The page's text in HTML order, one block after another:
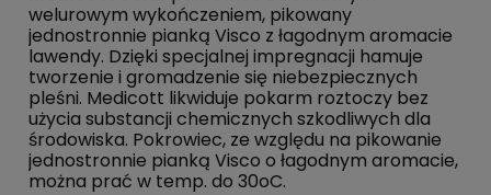
welurowym wykończeniem, pikowany
jednostronnie pianką Visco z łagodnym aromacie
lawendy. Dzięki specjalnej impregnacji hamuje
tworzenie i gromadzenie się niebezpiecznych
pleśni. Medicott likwiduje pokarm roztoczy bez
użycia substancji chemicznych szkodliwych dla
środowiska. Pokrowiec, ze względu na pikowanie
jednostronnie pianką Visco o łagodnym aromacie,
można prać w temp. do 30oC.